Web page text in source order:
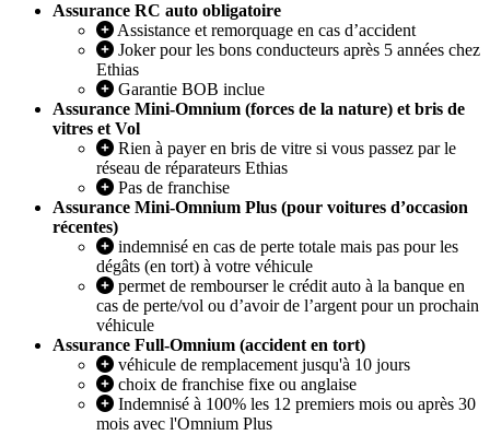
Assurance RC auto obligatoire
Assistance et remorquage en cas d’accident
Joker pour les bons conducteurs après 5 années chez
Ethias
Garantie BOB inclue
Assurance Mini-Omnium (forces de la nature) et bris de
vitres et Vol
Rien à payer en bris de vitre si vous passez par le
réseau de réparateurs Ethias
Pas de franchise
Assurance Mini-Omnium Plus (pour voitures d’occasion
récentes)
indemnisé en cas de perte totale mais pas pour les
dégâts (en tort) à votre véhicule
permet de rembourser le crédit auto à la banque en
cas de perte/vol ou d’avoir de l’argent pour un prochain
véhicule
Assurance Full-Omnium (accident en tort)
véhicule de remplacement jusqu'à 10 jours
choix de franchise fixe ou anglaise
Indemnisé à 100% les 12 premiers mois ou après 30
mois avec l'Omnium Plus